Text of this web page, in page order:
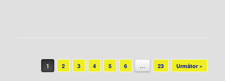
Post navigation
1 2 3 4 5 6 … 23 Următor »